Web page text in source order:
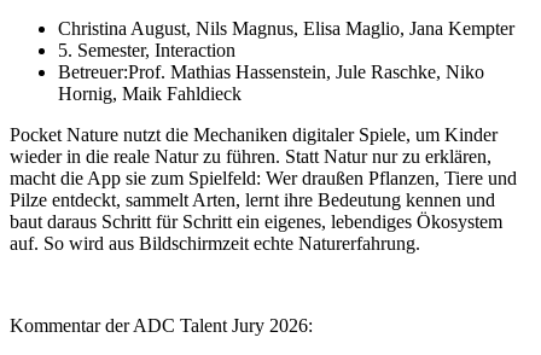
Christina August, Nils Magnus, Elisa Maglio, Jana Kempter
5. Semester, Interaction
Betreuer:Prof. Mathias Hassenstein, Jule Raschke, Niko
Hornig, Maik Fahldieck
Pocket Nature nutzt die Mechaniken digitaler Spiele, um Kinder
wieder in die reale Natur zu führen. Statt Natur nur zu erklären,
macht die App sie zum Spielfeld: Wer draußen Pflanzen, Tiere und
Pilze entdeckt, sammelt Arten, lernt ihre Bedeutung kennen und
baut daraus Schritt für Schritt ein eigenes, lebendiges Ökosystem
auf. So wird aus Bildschirmzeit echte Naturerfahrung.
Kommentar der ADC Talent Jury 2026: